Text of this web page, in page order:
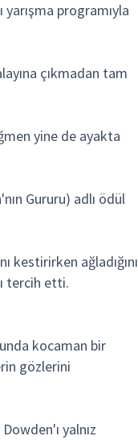
programıyla
çıkmadan tam
yine de ayakta
Gururu) adlı ödül
kestirirken ağladığını
tercih etti.
kocaman bir
gözlerini
yalnız